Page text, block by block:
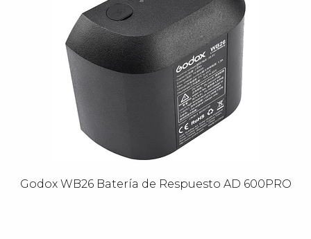
Godox WB26 Batería de Respuesto AD 600PRO